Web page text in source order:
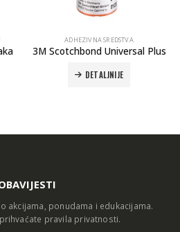
ADHEZIVNA SREDSTVA
3M Scotchbond Universal Plus
DETALJNIJE
akcijama, ponudama i edukacijama.
pravila privatnosti.